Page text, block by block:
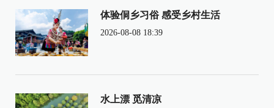
体验侗乡习俗 感受乡村生活
2026-08-08 18:39
水上漂 觅清凉